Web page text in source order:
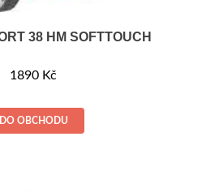
38 HM SOFTTOUCH
1890 Kč
DO OBCHODU